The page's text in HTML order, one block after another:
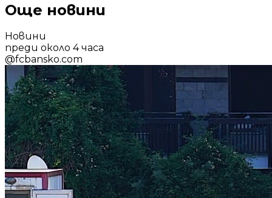
Още новини
Новини
преди около 4 часа
@fcbansko.com